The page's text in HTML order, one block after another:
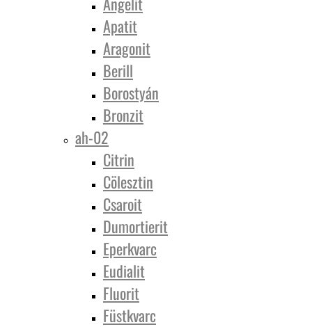
Apatit
Aragonit
Berill
Borostyán
Bronzit
ah-02
Citrin
Cölesztin
Csaroit
Dumortierit
Eperkvarc
Eudialit
Fluorit
Füstkvarc